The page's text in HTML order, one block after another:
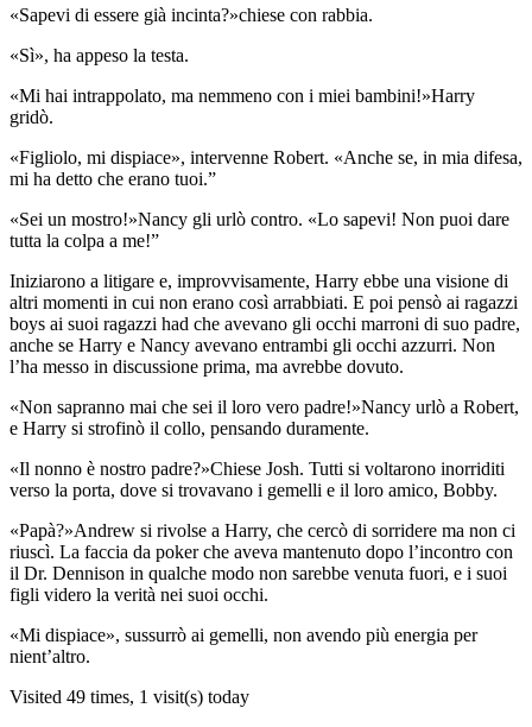
«Sapevi di essere già incinta?»chiese con rabbia.
«Sì», ha appeso la testa.
«Mi hai intrappolato, ma nemmeno con i miei bambini!»Harry
gridò.
«Figliolo, mi dispiace», intervenne Robert. «Anche se, in mia difesa,
mi ha detto che erano tuoi.”
«Sei un mostro!»Nancy gli urlò contro. «Lo sapevi! Non puoi dare
tutta la colpa a me!”
Iniziarono a litigare e, improvvisamente, Harry ebbe una visione di
altri momenti in cui non erano così arrabbiati. E poi pensò ai ragazzi
boys ai suoi ragazzi had che avevano gli occhi marroni di suo padre,
anche se Harry e Nancy avevano entrambi gli occhi azzurri. Non
l’ha messo in discussione prima, ma avrebbe dovuto.
«Non sapranno mai che sei il loro vero padre!»Nancy urlò a Robert,
e Harry si strofinò il collo, pensando duramente.
«Il nonno è nostro padre?»Chiese Josh. Tutti si voltarono inorriditi
verso la porta, dove si trovavano i gemelli e il loro amico, Bobby.
«Papà?»Andrew si rivolse a Harry, che cercò di sorridere ma non ci
riuscì. La faccia da poker che aveva mantenuto dopo l’incontro con
il Dr. Dennison in qualche modo non sarebbe venuta fuori, e i suoi
figli videro la verità nei suoi occhi.
«Mi dispiace», sussurrò ai gemelli, non avendo più energia per
nient’altro.
Visited 49 times, 1 visit(s) today